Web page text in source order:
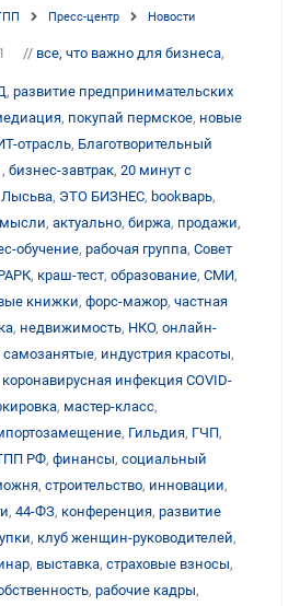
Пресс-центр Новости
// все, что важно для бизнеса,
, развитие предпринимательских
, покупай пермское, новые
отрасль, Благотворительный
, бизнес-завтрак, 20 минут с
Лысьва, ЭТО БИЗНЕС, bookварь,
, актуально, биржа, продажи,
обучение, рабочая группа, Совет
, краш-тест, образование, СМИ,
книжки, форс-мажор, частная
, недвижимость, НКО, онлайн-
самозанятые, индустрия красоты,
коронавирусная инфекция COVID-
, мастер-класс,
, Гильдия, ГЧП,
РФ, финансы, социальный
, строительство, инновации,
, 44-ФЗ, конференция, развитие
, клуб женщин-руководителей,
, выставка, страховые взносы,
, рабочие кадры,